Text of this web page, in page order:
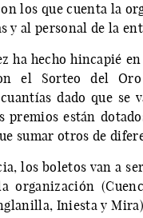
los que cuenta la
y al personal de la
ha hecho hincapié
el Sorteo del
dado que se
premios están
sumar otros de
los boletos van a
organización
Iniesta y